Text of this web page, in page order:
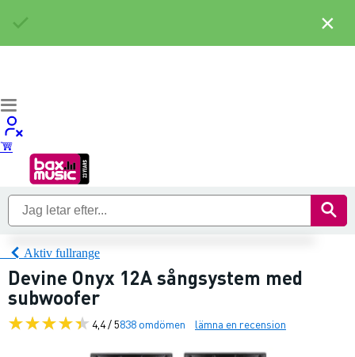
Aktiv fullrange
Devine Onyx 12A sångsystem med
subwoofer
4,4 / 5838 omdömen lämna en recension
×